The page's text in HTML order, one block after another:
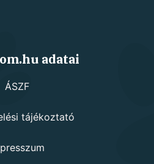
adatai
ÁSZF
tájékoztató